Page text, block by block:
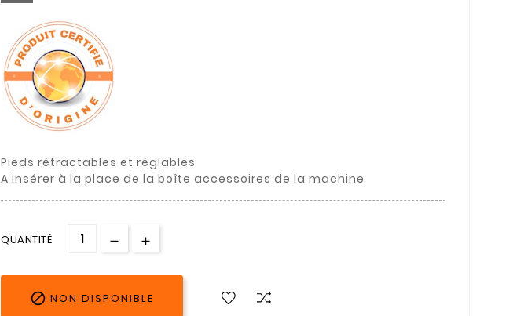
Pieds rétractables et réglables
A insérer à la place de la boîte accessoires de la machine
QUANTITÉ
 NON DISPONIBLE